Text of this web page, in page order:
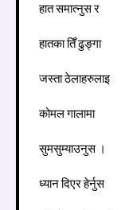
हात समात्नुस र
हातका तिँ ढुङ्गा
जस्ता ठेलाहरुलाइ
कोमल गालामा
सुमसुम्याउनुस ।
ध्यान दिएर हेर्नुस